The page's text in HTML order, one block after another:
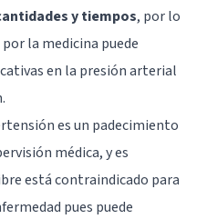
y tiempos, por lo
la medicina puede
en la presión arterial
es un padecimiento
médica, y es
está contraindicado para
pues puede